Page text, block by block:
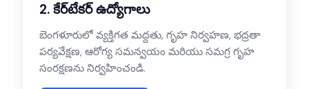
2. కేర్‌టేకర్ ఉద్యోగాలు
బెంగళూరులో వ్యక్తిగత మద్దతు, గృహ నిర్వహణ, భద్రతా
పర్యవేక్షణ, ఆరోగ్య సమన్వయం మరియు సమగ్ర గృహ
సంరక్షణను నిర్వహించండి.